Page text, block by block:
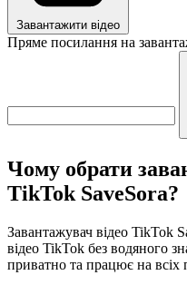
Завантажити відео
Пряме посилання на
Чому обрати
TikTok SaveSora?
Завантажувач відео TikTok
відео TikTok без водяного
приватно та працює на всіх